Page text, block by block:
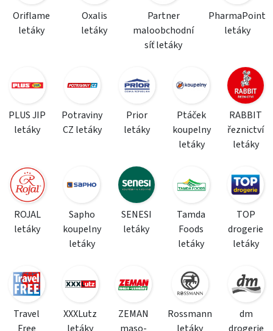
Oriflame
letáky
Oxalis
letáky
Partner
maloobchodní
síť letáky
PharmaPoint
letáky
PLUS JIP
letáky
Potraviny
CZ letáky
Prior
letáky
Ptáček
koupelny
letáky
RABBIT
řeznictví
letáky
ROJAL
letáky
Sapho
koupelny
letáky
SENESI
letáky
Tamda
Foods
letáky
TOP
drogerie
letáky
Travel
XXXLutz
ZEMAN
Rossmann
dm